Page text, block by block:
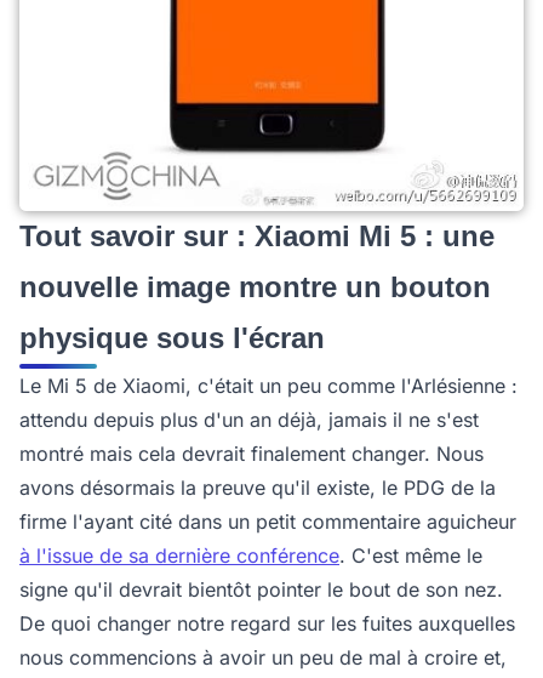
Tout savoir sur : Xiaomi Mi 5 : une
nouvelle image montre un bouton
physique sous l'écran
Le Mi 5 de Xiaomi, c'était un peu comme l'Arlésienne :
attendu depuis plus d'un an déjà, jamais il ne s'est
montré mais cela devrait finalement changer. Nous
avons désormais la preuve qu'il existe, le PDG de la
firme l'ayant cité dans un petit commentaire aguicheur
à l'issue de sa dernière conférence. C'est même le
signe qu'il devrait bientôt pointer le bout de son nez.
De quoi changer notre regard sur les fuites auxquelles
nous commencions à avoir un peu de mal à croire et,